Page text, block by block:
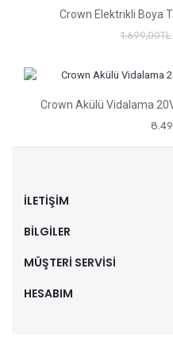
Crown Elektrikli Boya
1.699,00TL
Crown Akülü Vidalama
İLETIŞIM
BILGILER
MÜŞTERI SERVISI
HESABIM